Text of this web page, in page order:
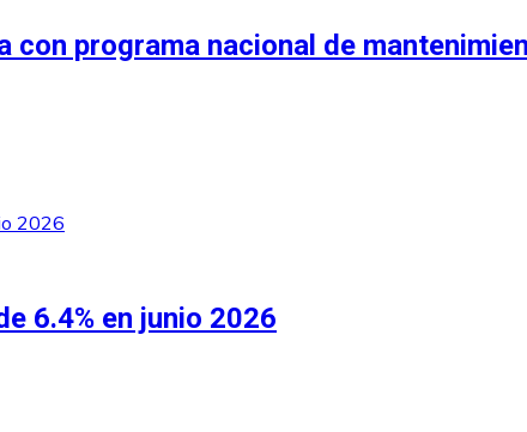
con programa nacional de
6.4% en junio 2026